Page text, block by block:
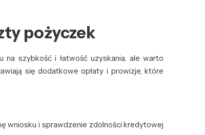
pożyczek
szybkość i łatwość uzyskania, ale warto
się dodatkowe opłaty i prowizje, które
wniosku i sprawdzenie zdolności kredytowej